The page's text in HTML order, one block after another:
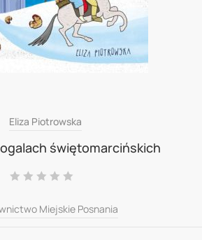
Eliza Piotrowska
świętomarcińskich
Ocena:
Miejskie Posnania